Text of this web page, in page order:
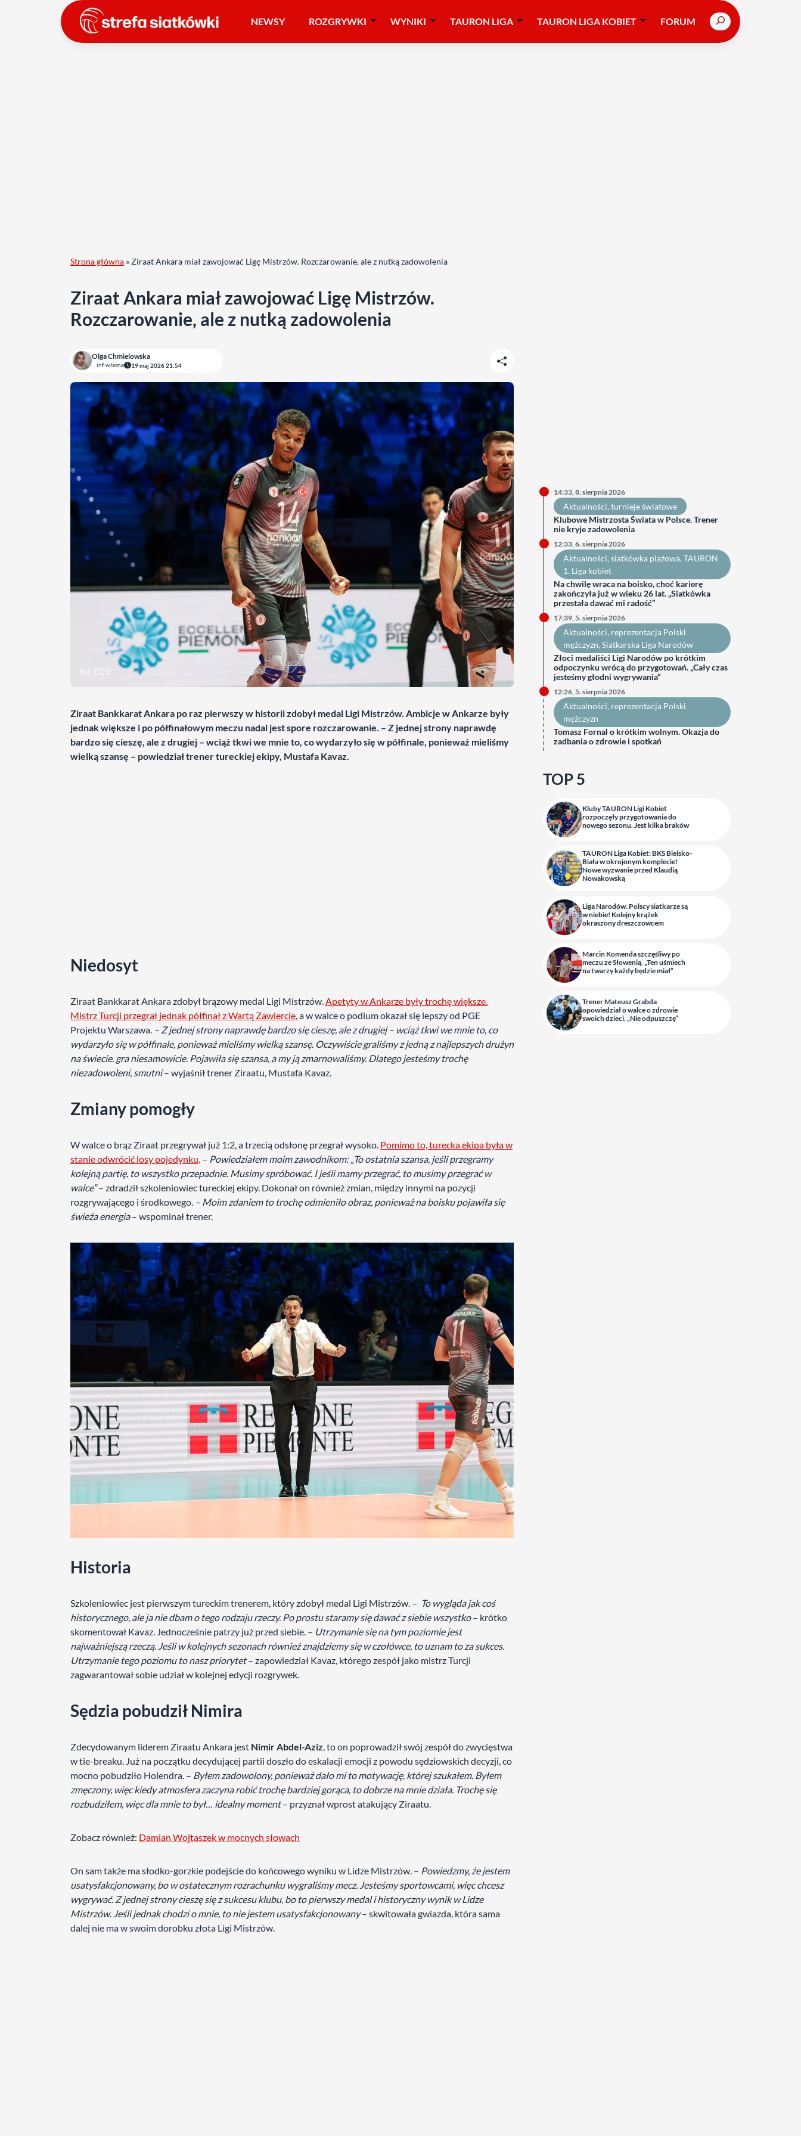
NEWSY ROZGRYWKI WYNIKI TAURON LIGA TAURON LIGA KOBIET FORUM Search
Strona główna »Ziraat Ankara miał zawojować Ligę Mistrzów. Rozczarowanie, ale z nutką zadowolenia
Ziraat Ankara miał zawojować Ligę Mistrzów.
Rozczarowanie, ale z nutką zadowolenia
Olga Chmielowska
inf. własna 19 maj 2026 21:54
fot. CEV
Ziraat Bankkarat Ankara po raz pierwszy w historii zdobył medal Ligi Mistrzów. Ambicje w Ankarze były
jednak większe i po półfinałowym meczu nadal jest spore rozczarowanie. – Z jednej strony naprawdę
bardzo się cieszę, ale z drugiej – wciąż tkwi we mnie to, co wydarzyło się w półfinale, ponieważ mieliśmy
wielką szansę – powiedział trener tureckiej ekipy, Mustafa Kavaz.
Niedosyt
Ziraat Bankkarat Ankara zdobył brązowy medal Ligi Mistrzów.Apetyty w Ankarze były trochę większe.
Mistrz Turcji przegrał jednak półfinał z Wartą Zawiercie, a w walce o podium okazał się lepszy od PGE
Projektu Warszawa. – Z jednej strony naprawdę bardzo się cieszę, ale z drugiej – wciąż tkwi we mnie to, co
wydarzyło się w półfinale, ponieważ mieliśmy wielką szansę. Oczywiście graliśmy z jedną z najlepszych drużyn
na świecie. gra niesamowicie. Pojawiła się szansa, a my ją zmarnowaliśmy. Dlatego jesteśmy trochę
niezadowoleni, smutni– wyjaśnił trener Ziraatu, Mustafa Kavaz.
Zmiany pomogły
W walce o brąz Ziraat przegrywał już 1:2, a trzecią odsłonę przegrał wysoko. Pomimo to, turecka ekipa była w
stanie odwrócić losy pojedynku. – Powiedziałem moim zawodnikom: „To ostatnia szansa, jeśli przegramy
kolejną partię, to wszystko przepadnie. Musimy spróbować. I jeśli mamy przegrać, to musimy przegrać w
walce”– zdradził szkoleniowiec tureckiej ekipy. Dokonał on również zmian, między innymi na pozycji
rozgrywającego i środkowego. – Moim zdaniem to trochę odmieniło obraz, ponieważ na boisku pojawiła się
świeża energia– wspominał trener.
Historia
Szkoleniowiec jest pierwszym tureckim trenerem, który zdobył medal Ligi Mistrzów. – To wygląda jak coś
historycznego, ale ja nie dbam o tego rodzaju rzeczy. Po prostu staramy się dawać z siebie wszystko– krótko
skomentował Kavaz. Jednocześnie patrzy już przed siebie. – Utrzymanie się na tym poziomie jest
najważniejszą rzeczą. Jeśli w kolejnych sezonach również znajdziemy się w czołówce, to uznam to za sukces.
Utrzymanie tego poziomu to nasz priorytet– zapowiedział Kavaz, którego zespół jako mistrz Turcji
zagwarantował sobie udział w kolejnej edycji rozgrywek.
Sędzia pobudził Nimira
Zdecydowanym liderem Ziraatu Ankara jest Nimir Abdel-Aziz , to on poprowadził swój zespół do zwycięstwa
w tie-breaku. Już na początku decydującej partii doszło do eskalacji emocji z powodu sędziowskich decyzji, co
mocno pobudziło Holendra. – Byłem zadowolony, ponieważ dało mi to motywację, której szukałem. Byłem
zmęczony, więc kiedy atmosfera zaczyna robić trochę bardziej gorąca, to dobrze na mnie działa. Trochę się
rozbudziłem, więc dla mnie to był… idealny moment– przyznał wprost atakujący Ziraatu.
Zobacz również: Damian Wojtaszek w mocnych słowach
On sam także ma słodko-gorzkie podejście do końcowego wyniku w Lidze Mistrzów. – Powiedzmy, że jestem
usatysfakcjonowany, bo w ostatecznym rozrachunku wygraliśmy mecz. Jesteśmy sportowcami, więc chcesz
wygrywać. Z jednej strony cieszę się z sukcesu klubu, bo to pierwszy medal i historyczny wynik w Lidze
Mistrzów. Jeśli jednak chodzi o mnie, to nie jestem usatysfakcjonowany– skwitowała gwiazda, która sama
dalej nie ma w swoim dorobku złota Ligi Mistrzów.
14:33, 8. sierpnia 2026
Aktualności, turnieje światowe
Klubowe Mistrzosta Świata w Polsce. Trener
nie kryje zadowolenia
12:33, 6. sierpnia 2026
Aktualności, siatkówka plażowa, TAURON
1. Liga kobiet
Na chwilę wraca na boisko, choć karierę
zakończyła już w wieku 26 lat. „Siatkówka
przestała dawać mi radość”
17:39, 5. sierpnia 2026
Aktualności, reprezentacja Polski
mężczyzn, Siatkarska Liga Narodów
Złoci medaliści Ligi Narodów po krótkim
odpoczynku wrócą do przygotowań. „Cały czas
jesteśmy głodni wygrywania”
12:26, 5. sierpnia 2026
Aktualności, reprezentacja Polski
mężczyzn
Tomasz Fornal o krótkim wolnym. Okazja do
zadbania o zdrowie i spotkań
TOP 5
Kluby TAURON Ligi Kobiet
rozpoczęły przygotowania do
nowego sezonu. Jest kilka braków
TAURON Liga Kobiet: BKS Bielsko-
Biała w okrojonym komplecie!
Nowe wyzwanie przed Klaudią
Nowakowską
Liga Narodów. Polscy siatkarze są
w niebie! Kolejny krążek
okraszony dreszczowcem
Marcin Komenda szczęśliwy po
meczu ze Słowenią. „Ten uśmiech
na twarzy każdy będzie miał”
Trener Mateusz Grabda
opowiedział o walce o zdrowie
swoich dzieci. „Nie odpuszczę”